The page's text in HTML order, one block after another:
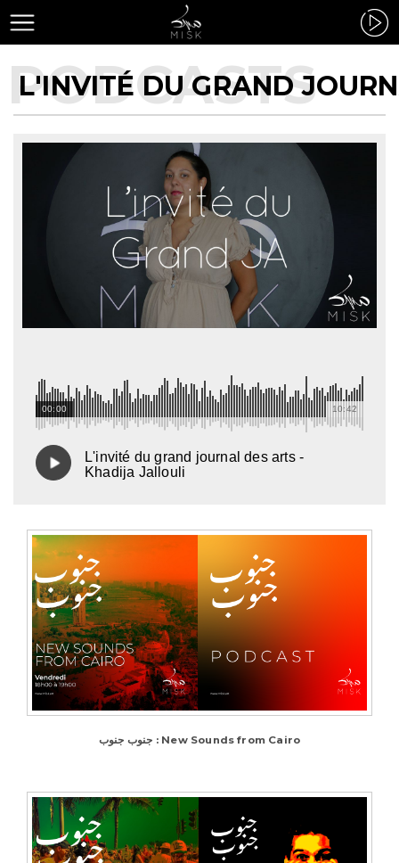
L'INVITÉ DU GRAND
10:42
00:00
L'invité du grand journal des arts -
Khadija Jallouli
SUBMIT
جنوب جنوب : New Sounds from Cairo